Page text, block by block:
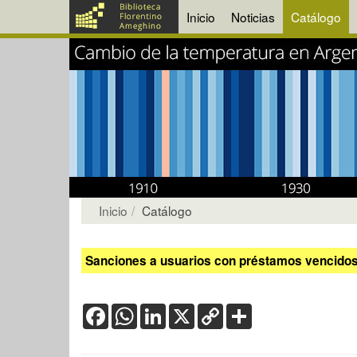
Inicio Noticias Catálogo
Inicio Catálogo
Sanciones a usuarios con préstamos
FacebookWhatsApp
LinkedIn
X Copy
Link